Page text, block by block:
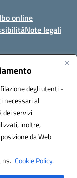
degli utenti -
necessari al
dei servizi
inoltre,
da Web
ns. Cookie Policy.
online
Note legali
S.r.l.
Italia